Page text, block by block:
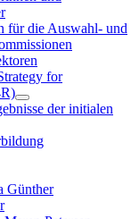
für die Auswahl- und
for
der initialen
Günther